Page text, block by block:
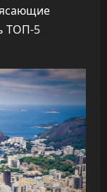
ТОП-5